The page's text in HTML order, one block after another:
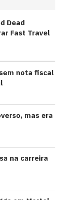
Dead
Fast Travel
nota fiscal
mas era
na carreira